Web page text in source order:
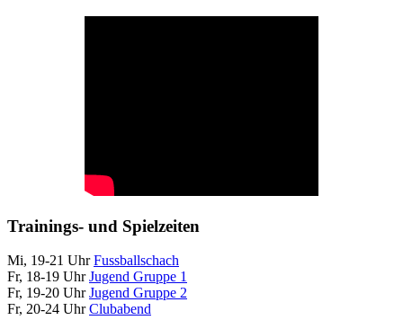
Trainings- und Spielzeiten
Mi, 19-21 UhrFussballschach
Fr, 18-19 UhrJugend Gruppe 1
Fr, 19-20 UhrJugend Gruppe 2
Fr, 20-24 UhrClubabend